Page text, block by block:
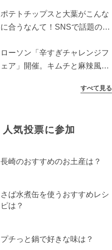
ポテトチップスと大葉がこんな
に合うなんて！SNSで話題の食
ローソン「辛すぎチャレンジフ
ェア」開催。キムチと麻辣風の
すべて見る
人気投票に参加
長崎のおすすめのお土産は？
さば水煮缶を使うおすすめレシ
ピは？
プチっと鍋で好きな味は？